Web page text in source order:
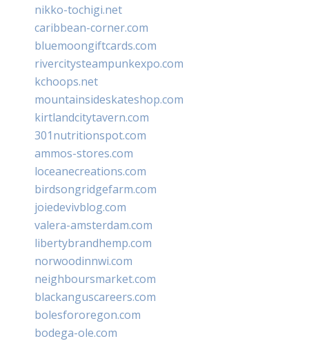
nikko-tochigi.net
caribbean-corner.com
bluemoongiftcards.com
rivercitysteampunkexpo.com
kchoops.net
mountainsideskateshop.com
kirtlandcitytavern.com
301nutritionspot.com
ammos-stores.com
loceanecreations.com
birdsongridgefarm.com
joiedevivblog.com
valera-amsterdam.com
libertybrandhemp.com
norwoodinnwi.com
neighboursmarket.com
blackanguscareers.com
bolesfororegon.com
bodega-ole.com